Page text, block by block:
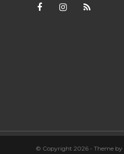
© Copyright 2026 - Theme by